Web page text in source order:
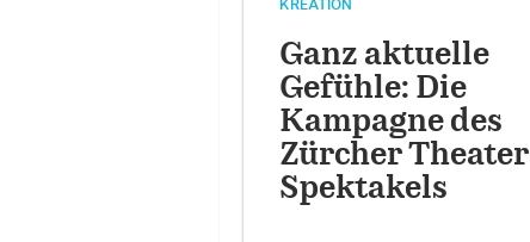
KREATION
Ganz aktuelle
Gefühle: Die
Kampagne des
Zürcher Theater
Spektakels